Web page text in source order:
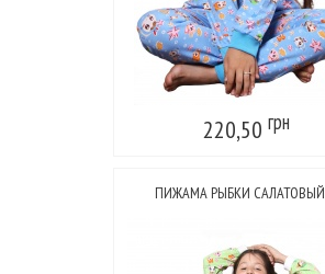
220,50 грн
ПИЖАМА РЫБКИ САЛАТОВЫЙ